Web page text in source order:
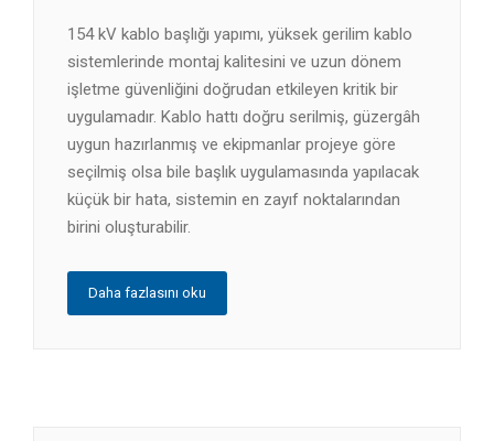
154 kV kablo başlığı yapımı, yüksek gerilim kablo
sistemlerinde montaj kalitesini ve uzun dönem
işletme güvenliğini doğrudan etkileyen kritik bir
uygulamadır. Kablo hattı doğru serilmiş, güzergâh
uygun hazırlanmış ve ekipmanlar projeye göre
seçilmiş olsa bile başlık uygulamasında yapılacak
küçük bir hata, sistemin en zayıf noktalarından
birini oluşturabilir.
Daha fazlasını oku